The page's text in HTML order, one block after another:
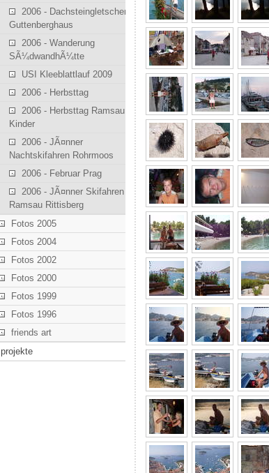
2006 - Dachsteingletscher,
Guttenberghaus
2006 - Wanderung
SÃ¼dwandhÃ¼tte
USI Kleeblattlauf 2009
2006 - Herbsttag
2006 - Herbsttag Ramsau mit
Kinder
2006 - JÃ¤nner
Nachtskifahren Rohrmoos
2006 - Februar Prag
2006 - JÃ¤nner Skifahren
Ramsau Rittisberg
Fotos 2005
Fotos 2004
Fotos 2002
Fotos 2000
Fotos 1999
Fotos 1996
friends art
projekte